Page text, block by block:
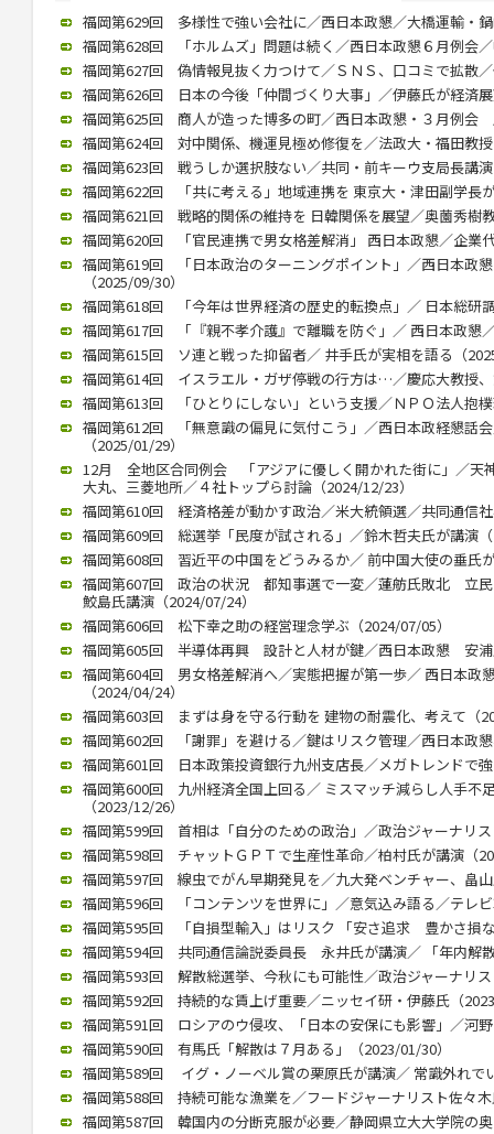
福岡第629回 多様性で強い会社に／西日本政懇／大橋運輸・
福岡第628回 「ホルムズ」問題は続く／西日本政懇６月例会
福岡第627回 偽情報見抜く力つけて／ＳＮＳ、口コミで拡散
福岡第626回 日本の今後「仲間づくり大事」／伊藤氏が経済
福岡第625回 商人が造った博多の町／西日本政懇・３月例会
福岡第624回 対中関係、機運見極め修復を／法政大・福田教
福岡第623回 戦うしか選択肢ない／共同・前キーウ支局長講
福岡第622回 「共に考える」地域連携を 東京大・津田副学長
福岡第621回 戦略的関係の維持を 日韓関係を展望／奥薗秀樹
福岡第620回 「官民連携で男女格差解消」 西日本政懇／企業
福岡第619回 「日本政治のターニングポイント」／西日本政
（2025/09/30）
福岡第618回 「今年は世界経済の歴史的転換点」／ 日本総
福岡第617回 「『親不孝介護』で離職を防ぐ」／ 西日本政懇
福岡第615回 ソ連と戦った抑留者／ 井手氏が実相を語る（
福岡第614回 イスラエル・ガザ停戦の行方は…／慶応大教授
福岡第613回 「ひとりにしない」という支援／ＮＰＯ法人抱
福岡第612回 「無意識の偏見に気付こう」／西日本政経懇話
（2025/01/29）
12月 全地区合同例会 「アジアに優しく開かれた街に」／天
大丸、三菱地所／４社トップら討論（2024/12/23）
福岡第610回 経済格差が動かす政治／米大統領選／共同通信
福岡第609回 総選挙「民度が試される」／鈴木哲夫氏が講演
福岡第608回 習近平の中国をどうみるか／ 前中国大使の垂氏
福岡第607回 政治の状況 都知事選で一変／蓮舫氏敗北 立
鮫島氏講演（2024/07/24）
福岡第606回 松下幸之助の経営理念学ぶ（2024/07/05）
福岡第605回 半導体再興 設計と人材が鍵／西日本政懇 安浦
福岡第604回 男女格差解消へ／実態把握が第一歩／ 西日本政
（2024/04/24）
福岡第603回 まずは身を守る行動を 建物の耐震化、考えて（
福岡第602回 「謝罪」を避ける／鍵はリスク管理／西日本政
福岡第601回 日本政策投資銀行九州支店長／メガトレンドで
福岡第600回 九州経済全国上回る／ ミスマッチ減らし人手不
（2023/12/26）
福岡第599回 首相は「自分のための政治」／政治ジャーナリ
福岡第598回 チャットＧＰＴで生産性革命／柏村氏が講演（
福岡第597回 線虫でがん早期発見を／九大発ベンチャー、畠
福岡第596回 「コンテンツを世界に」／意気込み語る／テレ
福岡第595回 「自損型輸入」はリスク 「安さ追求 豊かさ損
福岡第594回 共同通信論説委員長 永井氏が講演／ 「年内解
福岡第593回 解散総選挙、今秋にも可能性／政治ジャーナリ
福岡第592回 持続的な賃上げ重要／ニッセイ研・伊藤氏（
福岡第591回 ロシアのウ侵攻、「日本の安保にも影響」／河
福岡第590回 有馬氏「解散は７月ある」（2023/01/30）
福岡第589回 イグ・ノーベル賞の栗原氏が講演／ 常識外れで
福岡第588回 持続可能な漁業を／フードジャーナリスト佐々
福岡第587回 韓国内の分断克服が必要／静岡県立大大学院の